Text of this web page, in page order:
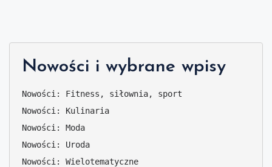
Nowości i wybrane wpisy
Nowości: Fitness, siłownia, sport
Nowości: Kulinaria
Nowości: Moda
Nowości: Uroda
Nowości: Wielotematyczne